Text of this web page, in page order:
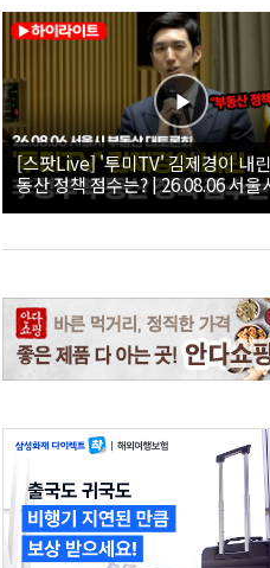
[스팟Live] '투미TV' 김제경이 내
동산 정책 점수는? | 26.08.06 서울
대토론회